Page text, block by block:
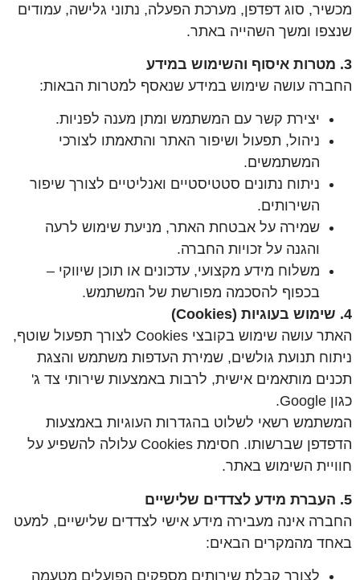
מכשיר, סוג דפדפן, מערכת הפעלה, נתוני גלישה, עמודים
שנצפו ומשך השהייה באתר.
3. מטרות איסוף והשימוש במידע
החברה עושה שימוש במידע שנאסף למטרות הבאות:
יצירת קשר עם המשתמש ומתן מענה לפניות.
ניהול, תפעול ושיפור האתר והתאמתו לצורכי
המשתמשים.
ניתוח נתונים סטטיסטיים ואנליטיים לצורך שיפור
השירותים.
שמירה על אבטחת האתר, מניעת שימוש לרעה
והגנה על זכויות החברה.
משלוח מידע מקצועי, עדכונים או תוכן שיווקי –
בכפוף להסכמה מפורשת של המשתמש.
4. שימוש בעוגיות (Cookies)
האתר עושה שימוש בקובצי Cookies לצורך תפעול שוטף,
ניתוח תנועת גולשים, שמירת העדפות משתמש והצגת
תכנים מותאמים אישית, לרבות באמצעות שירותי צד ג'
כגון Google.
המשתמש רשאי לשלוט בהגדרות העוגיות באמצעות
הדפדפן שברשותו. חסימת Cookies עלולה להשפיע על
חוויית השימוש באתר.
5. העברת מידע לצדדים שלישיים
החברה אינה מעבירה מידע אישי לצדדים שלישיים, למעט
באחד מהמקרים הבאים:
לצורך קבלת שירותים מספקים הפועלים מטעמה